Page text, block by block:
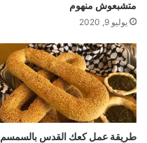
متشبعوش منهوم
يوليو 9, 2020
طريقة عمل كعك القدس بالسمسم